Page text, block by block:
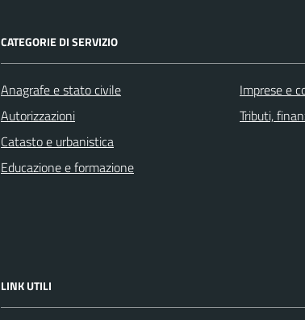
CATEGORIE DI SERVIZIO
Anagrafe e stato civile
Autorizzazioni
Catasto e urbanistica
Educazione e formazione
Imprese e
Tributi,
LINK UTILI